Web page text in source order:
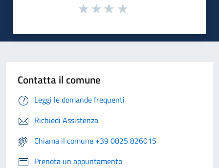
Contatta il comune
Leggi le domande frequenti
Richiedi Assistenza
Chiama il comune +39 0825 826015
Prenota un appuntamento